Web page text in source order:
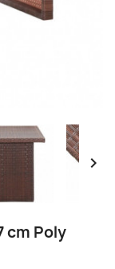

cm Poly